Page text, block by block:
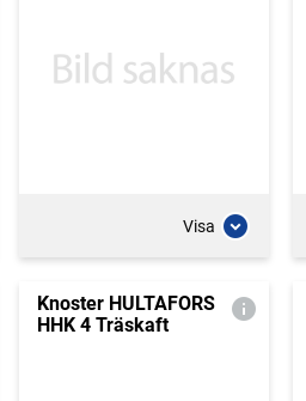
Visa
Knoster HULTAFORS
HHK 4 Träskaft